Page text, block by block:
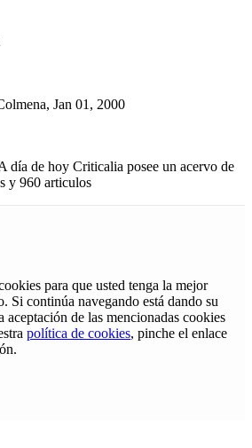
, Jan 01, 2000
día de hoy Criticalia posee un acervo de
y 960 articulos
para que usted tenga la mejor
Si continúa navegando está dando su
aceptación de las mencionadas cookies
política de cookies, pinche el enlace